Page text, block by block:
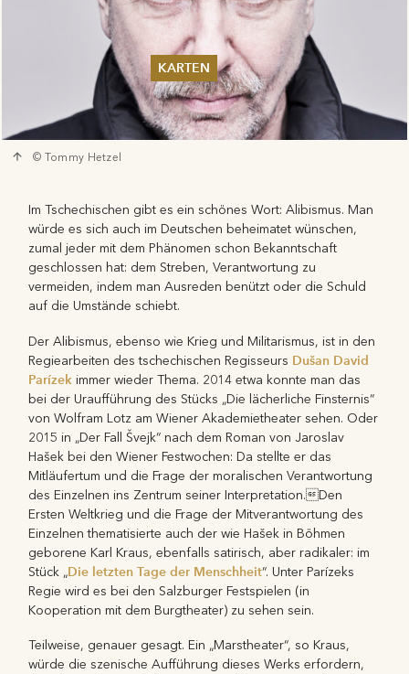
KARTEN
Sommer 2026
Pfingsten 2026
Karteninformation
© Tommy Hetzel
Im Tschechischen gibt es ein schönes Wort: Alibismus. Man
würde es sich auch im Deutschen beheimatet wünschen,
zumal jeder mit dem Phänomen schon Bekanntschaft
geschlossen hat: dem Streben, Verantwortung zu
vermeiden, indem man Ausreden benützt oder die Schuld
auf die Umstände schiebt.
Der Alibismus, ebenso wie Krieg und Militarismus, ist in den
Regiearbeiten des tschechischen Regisseurs Dušan David
Parízek immer wieder Thema. 2014 etwa konnte man das
bei der Uraufführung des Stücks „Die lächerliche Finsternis“
von Wolfram Lotz am Wiener Akademietheater sehen. Oder
2015 in „Der Fall Švejk“ nach dem Roman von Jaroslav
Hašek bei den Wiener Festwochen: Da stellte er das
Mitläufertum und die Frage der moralischen Verantwortung
des Einzelnen ins Zentrum seiner Interpretation.Den
Ersten Weltkrieg und die Frage der Mitverantwortung des
Einzelnen thematisierte auch der wie Hašek in Böhmen
geborene Karl Kraus, ebenfalls satirisch, aber radikaler: im
Stück „Die letzten Tage der Menschheit“. Unter Parízeks
Regie wird es bei den Salzburger Festspielen (in
Kooperation mit dem Burgtheater) zu sehen sein.
Teilweise, genauer gesagt. Ein „Marstheater“, so Kraus,
würde die szenische Aufführung dieses Werks erfordern,